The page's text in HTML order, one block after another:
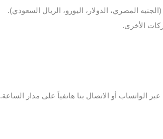
المصري، الدولار، اليورو، الريال السعودي).
الأخرى.
الواتساب أو الاتصال بنا هاتفياً على مدار الساعة.